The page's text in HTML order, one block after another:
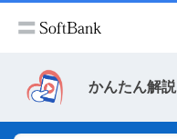
かんたん解説